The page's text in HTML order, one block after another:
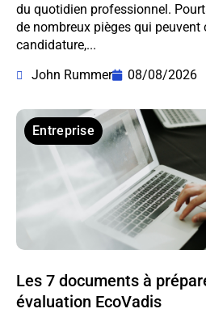
du quotidien professionnel.
de nombreux pièges qui peuvent
candidature,...
John Rummer
08/08/2026
Entreprise
Les 7 documents à
évaluation EcoVadis